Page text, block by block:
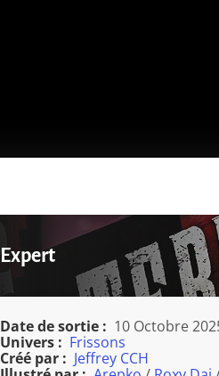
Expert
Date de sortie : 10 Octobre
Univers : Frissons
Créé par : Jeffrey CCH